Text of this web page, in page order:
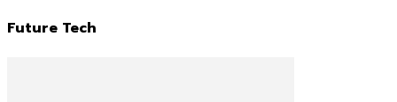
Future Tech